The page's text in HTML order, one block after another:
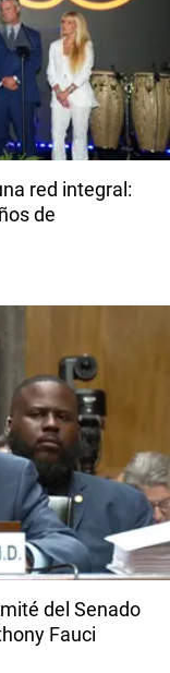
red integral:
de
del Senado
Fauci